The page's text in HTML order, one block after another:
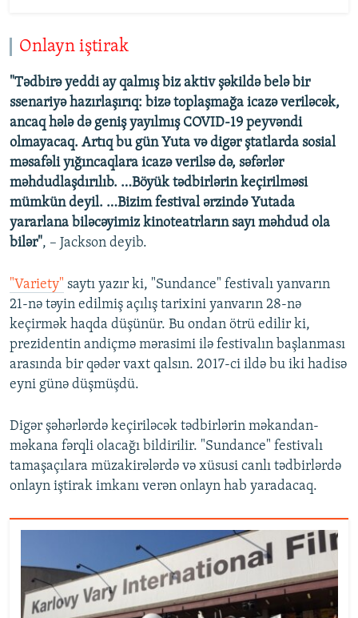
Onlayn iştirak
"Tədbirə yeddi ay qalmış biz aktiv şəkildə belə bir
ssenariyə hazırlaşırıq: bizə toplaşmağa icazə veriləcək,
ancaq hələ də geniş yayılmış COVID-19 peyvəndi
olmayacaq. Artıq bu gün Yuta və digər ştatlarda sosial
məsafəli yığıncaqlara icazə verilsə də, səfərlər
məhdudlaşdırılıb. …Böyük tədbirlərin keçirilməsi
mümkün deyil. …Bizim festival ərzində Yutada
yararlana biləcəyimiz kinoteatrların sayı məhdud ola
bilər", – Jackson deyib.
"Variety" saytı yazır ki, "Sundance" festivalı yanvarın
21-nə təyin edilmiş açılış tarixini yanvarın 28-nə
keçirmək haqda düşünür. Bu ondan ötrü edilir ki,
prezidentin andiçmə mərasimi ilə festivalın başlanması
arasında bir qədər vaxt qalsın. 2017-ci ildə bu iki hadisə
eyni günə düşmüşdü.
Digər şəhərlərdə keçiriləcək tədbirlərin məkandan-
məkana fərqli olacağı bildirilir. "Sundance" festivalı
tamaşaçılara müzakirələrdə və xüsusi canlı tədbirlərdə
onlayn iştirak imkanı verən onlayn hab yaradacaq.